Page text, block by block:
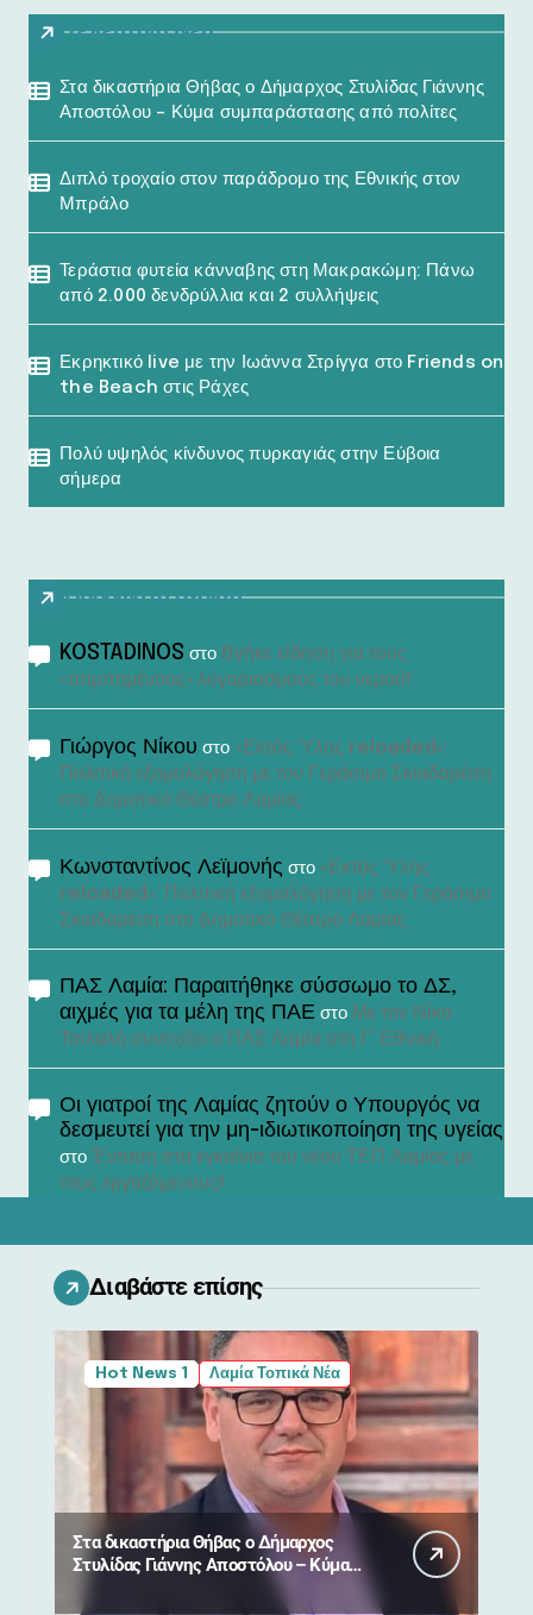
Τελευταία Νέα
Στα δικαστήρια Θήβας ο Δήμαρχος Στυλίδας Γιάννης
Αποστόλου – Κύμα συμπαράστασης από πολίτες
Διπλό τροχαίο στον παράδρομο της Εθνικής στον
Μπράλο
Τεράστια φυτεία κάνναβης στη Μακρακώμη: Πάνω
από 2.000 δενδρύλλια και 2 συλλήψεις
Εκρηκτικό live με την Ιωάννα Στρίγγα στο Friends on
the Beach στις Ράχες
Πολύ υψηλός κίνδυνος πυρκαγιάς στην Εύβοια
σήμερα
Πρόσφατα σχόλια
KOSTADINOS στο Βγήκε είδηση για τους
«τσιμπημένους» λογαριασμούς του νερού!
Γιώργος Νίκου στο «Εκτός Ύλης reloaded»:
Πολιτική εξομολόγηση με τον Γεράσιμο Σκιαδαρέση
στο Δημοτικό Θέατρο Λαμίας
Κωνσταντίνος Λεϊμονής στο «Εκτός Ύλης
reloaded»: Πολιτική εξομολόγηση με τον Γεράσιμο
Σκιαδαρέση στο Δημοτικό Θέατρο Λαμίας
ΠΑΣ Λαμία: Παραιτήθηκε σύσσωμο το ΔΣ,
αιχμές για τα μέλη της ΠΑΕ στο Με τον Νίκο
Τσιλαλή συνεχίζει ο ΠΑΣ Λαμία στη Γ’ Εθνική
Οι γιατροί της Λαμίας ζητούν ο Υπουργός να
δεσμευτεί για την μη-ιδιωτικοποίηση της υγείας
στο Ένταση στα εγκαίνια του νέου ΤΕΠ Λαμίας με
τους εργαζόμενους!
Διαβάστε επίσης
Hot News 1 Λαμία Τοπικά Νέα
Στα δικαστήρια Θήβας ο Δήμαρχος
Στυλίδας Γιάννης Αποστόλου – Κύμα